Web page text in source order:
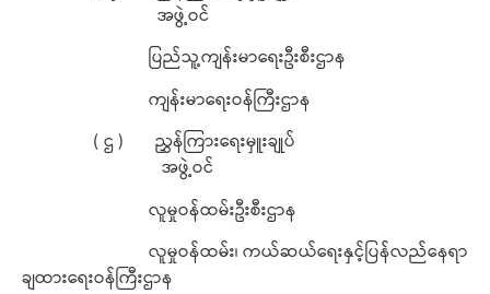
အဖွဲ့ဝင်
ပြည်သူ့ကျန်းမာရေးဦးစီးဌာန
ကျန်းမာရေးဝန်ကြီးဌာန
( ဌ ) ညွှန်ကြားရေးမှူးချုပ်
အဖွဲ့ဝင်
လူမှုဝန်ထမ်းဦးစီးဌာန
လူမှုဝန်ထမ်း၊ ကယ်ဆယ်ရေးနှင့်ပြန်လည်နေရာ
ချထားရေးဝန်ကြီးဌာန